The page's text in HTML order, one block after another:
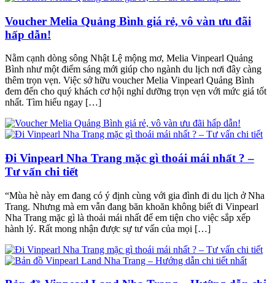
Voucher Melia Quảng Bình giá rẻ, vô vàn ưu đãi
hấp dẫn!
Nằm cạnh dòng sông Nhật Lệ mộng mơ, Melia Vinpearl Quảng
Bình như một điểm sáng mới giúp cho ngành du lịch nơi đây càng
thêm trọn vẹn. Việc sở hữu voucher Melia Vinpearl Quảng Bình
đem đến cho quý khách cơ hội nghỉ dưỡng trọn vẹn với mức giá tốt
nhất. Tìm hiểu ngay […]
Đi Vinpearl Nha Trang mặc gì thoái mái nhất ? –
Tư vấn chi tiết
“Mùa hè này em đang có ý định cùng với gia đình đi du lịch ở Nha
Trang. Nhưng mà em vẫn đang băn khoăn không biết đi Vinpearl
Nha Trang mặc gì là thoải mái nhất để em tiện cho việc sắp xếp
hành lý. Rất mong nhận được sự tư vấn của mọi […]